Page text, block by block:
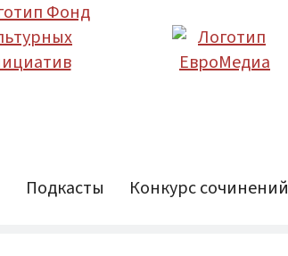
Подкасты Конкурс сочинений